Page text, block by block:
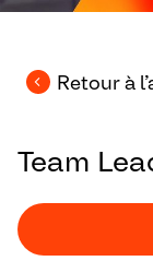
Retour à
Team